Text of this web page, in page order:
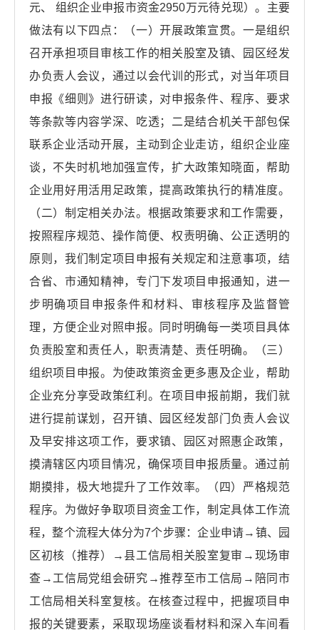
元、 组织企业申报市资金2950万元待兑现）。主要
做法有以下四点：（一）开展政策宣贯。一是组织
召开承担项目审核工作的相关股室及镇、园区经发
办负责人会议，通过以会代训的形式，对当年项目
申报《细则》进行研读，对申报条件、程序、要求
等条款等内容学深、吃透；二是结合机关干部包保
联系企业活动开展，主动到企业走访，组织企业座
谈，不失时机地加强宣传，扩大政策知晓面，帮助
企业用好用活用足政策，提高政策执行的精准度。
（二）制定相关办法。根据政策要求和工作需要，
按照程序规范、操作简便、权责明确、公正透明的
原则，我们制定项目申报有关规定和注意事项，结
合省、市通知精神，专门下发项目申报通知，进一
步明确项目申报条件和材料、审核程序及监督管
理，方便企业对照申报。同时明确每一类项目具体
负责股室和责任人，职责清楚、责任明确。（三）
组织项目申报。为使政策资金更多惠及企业，帮助
企业充分享受政策红利。在项目申报前期，我们就
进行提前谋划，召开镇、园区经发部门负责人会议
及早安排这项工作，要求镇、园区对照惠企政策，
摸清辖区内项目情况，确保项目申报质量。通过前
期摸排，极大地提升了工作效率。（四）严格规范
程序。为做好争取项目资金工作，制定具体工作流
程，整个流程大体分为7个步骤：企业申请→镇、园
区初核（推荐）→县工信局相关股室复审→现场审
查→工信局党组会研究→推荐至市工信局→陪同市
工信局相关科室复核。在核查过程中，把握项目申
报的关键要素，采取现场座谈看材料和深入车间看